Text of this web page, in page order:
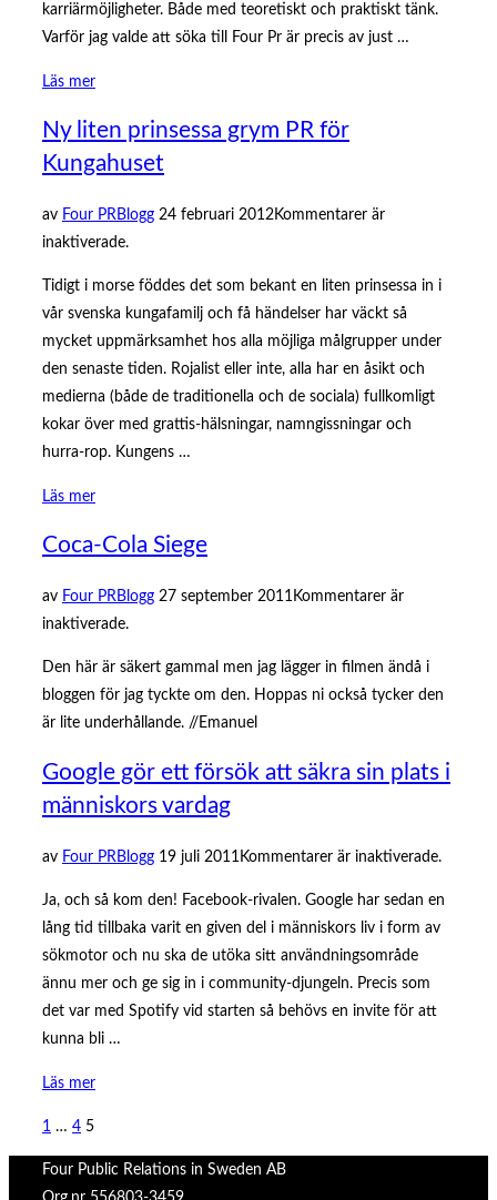
karriärmöjligheter. Både med teoretiskt och praktiskt tänk.
Varför jag valde att söka till Four Pr är precis av just …
Läs mer”Praktik
på
Four
Ny liten prinsessa grym PR för
Kungahuset
av Four PRBloggPublicerat
24 februari 2012Kommentarer är
inaktiverade.
Tidigt i morse föddes det som bekant en liten prinsessa in i
vår svenska kungafamilj och få händelser har väckt så
mycket uppmärksamhet hos alla möjliga målgrupper under
den senaste tiden. Rojalist eller inte, alla har en åsikt och
medierna (både de traditionella och de sociala) fullkomligt
kokar över med grattis-hälsningar, namngissningar och
hurra-rop. Kungens …
Läs mer”Ny
prinsessa
PR
för
Kungahuset”
Coca-Cola Siege
av Four PRBloggPublicerat
27 september 2011Kommentarer är
inaktiverade.
Den här är säkert gammal men jag lägger in filmen ändå i
bloggen för jag tyckte om den. Hoppas ni också tycker den
är lite underhållande. //Emanuel
Google gör ett försök att säkra sin plats i
människors vardag
av Four PRBloggPublicerat
19 juli 2011Kommentarer är inaktiverade.
Ja, och så kom den! Facebook-rivalen. Google har sedan en
lång tid tillbaka varit en given del i människors liv i form av
sökmotor och nu ska de utöka sitt användningsområde
ännu mer och ge sig in i community-djungeln. Precis som
det var med Spotify vid starten så behövs en invite för att
kunna bli …
Läs mer”Google
försök
att
Sidnumrering
för
inlägg
1 … 4 5
Four Public Relations in Sweden AB